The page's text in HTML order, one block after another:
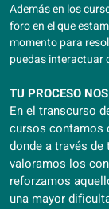
Además en los
foro en el que
momento para
puedas interactuar
TU PROCESO
En el transcurso
cursos contamos
donde a través
valoramos los
reforzamos
una mayor